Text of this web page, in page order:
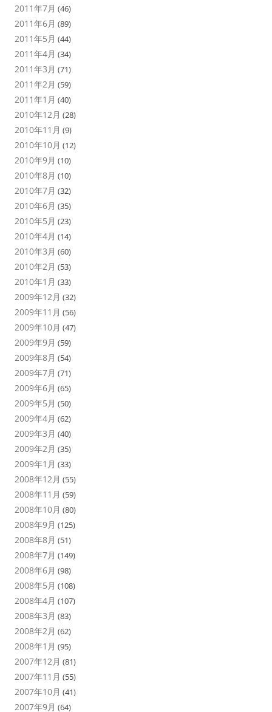
2011年7月 (46)
2011年6月 (89)
2011年5月 (44)
2011年4月 (34)
2011年3月 (71)
2011年2月 (59)
2011年1月 (40)
2010年12月 (28)
2010年11月 (9)
2010年10月 (12)
2010年9月 (10)
2010年8月 (10)
2010年7月 (32)
2010年6月 (35)
2010年5月 (23)
2010年4月 (14)
2010年3月 (60)
2010年2月 (53)
2010年1月 (33)
2009年12月 (32)
2009年11月 (56)
2009年10月 (47)
2009年9月 (59)
2009年8月 (54)
2009年7月 (71)
2009年6月 (65)
2009年5月 (50)
2009年4月 (62)
2009年3月 (40)
2009年2月 (35)
2009年1月 (33)
2008年12月 (55)
2008年11月 (59)
2008年10月 (80)
2008年9月 (125)
2008年8月 (51)
2008年7月 (149)
2008年6月 (98)
2008年5月 (108)
2008年4月 (107)
2008年3月 (83)
2008年2月 (62)
2008年1月 (95)
2007年12月 (81)
2007年11月 (55)
2007年10月 (41)
2007年9月 (64)